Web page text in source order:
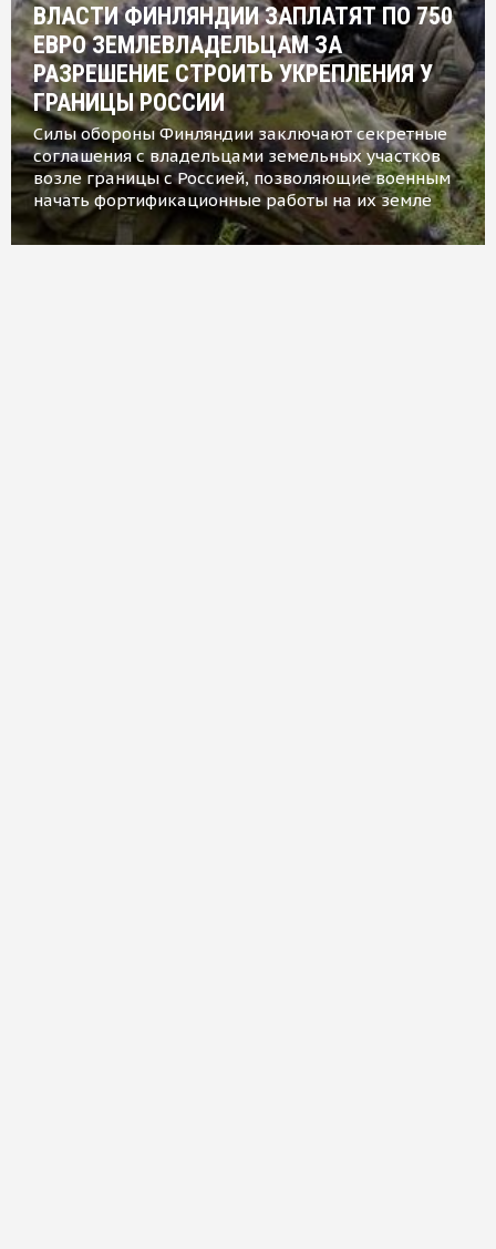
ВЛАСТИ ФИНЛЯНДИИ ЗАПЛАТЯТ ПО 750
ЕВРО ЗЕМЛЕВЛАДЕЛЬЦАМ ЗА
РАЗРЕШЕНИЕ СТРОИТЬ УКРЕПЛЕНИЯ У
ГРАНИЦЫ РОССИИ
Силы обороны Финляндии заключают секретные
соглашения с владельцами земельных участков
возле границы с Россией, позволяющие военным
начать фортификационные работы на их земле